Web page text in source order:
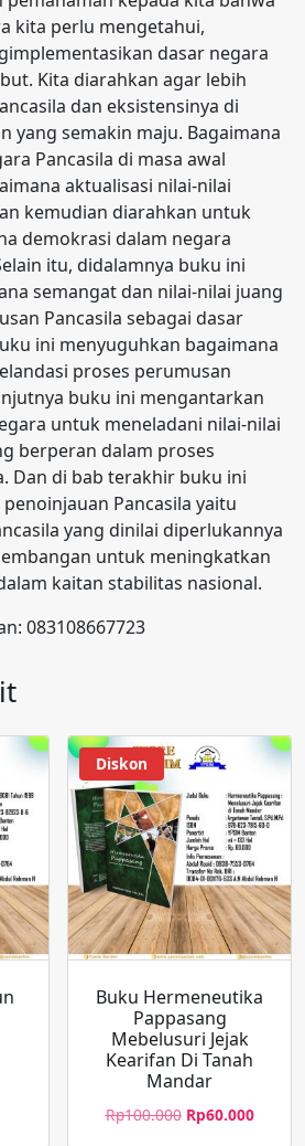
kita perlu mengetahui,
dasar negara
Kita diarahkan agar lebih
dan eksistensinya di
yang semakin maju. Bagaimana
Pancasila di masa awal
aktualisasi nilai-nilai
kemudian diarahkan untuk
demokrasi dalam negara
itu, didalamnya buku ini
semangat dan nilai-nilai juang
Pancasila sebagai dasar
ini menyuguhkan bagaimana
proses perumusan
buku ini mengantarkan
untuk meneladani nilai-nilai
berperan dalam proses
Dan di bab terakhir buku ini
Pancasila yaitu
yang dinilai diperlukannya
untuk meningkatkan
kaitan stabilitas nasional.
083108667723
Diskon
Buku Hermeneutika
Pappasang
Mebelusuri Jejak
Kearifan Di Tanah
Mandar
Rp100.000 Rp60.000